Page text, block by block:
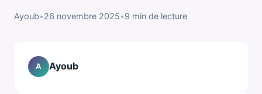
Ayoub•26 novembre 2025•9 min de lecture
A Ayoub